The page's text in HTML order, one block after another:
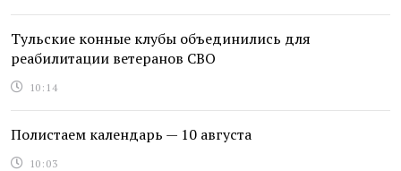
Тульские конные клубы объединились для
реабилитации ветеранов СВО
10:14
Полистаем календарь — 10 августа
10:03